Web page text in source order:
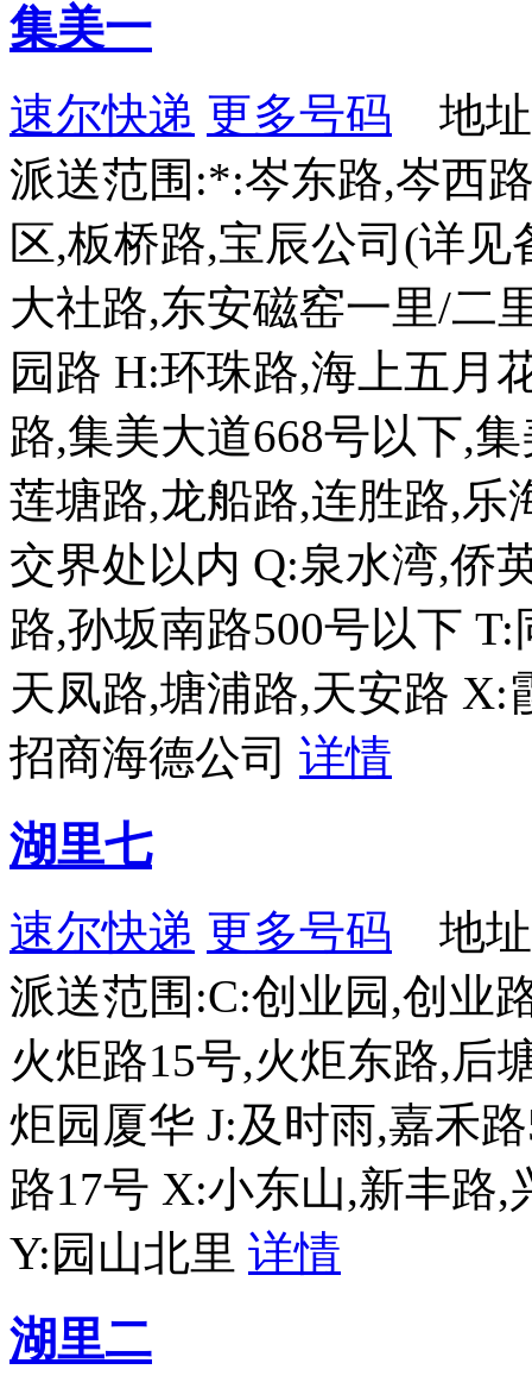
集美一
速尔快递 更多号码 地址
派送范围:*:岑东路,岑西
区,板桥路,宝辰公司(详
大社路,东安磁窑一里/二
园路 H:环珠路,海上五月
路,集美大道668号以下,
莲塘路,龙船路,连胜路,乐
交界处以内 Q:泉水湾,侨
路,孙坂南路500号以下
天凤路,塘浦路,天安路 X:
招商海德公司 详情
湖里七
速尔快递 更多号码 地址
派送范围:C:创业园,创业
火炬路15号,火炬东路,后
炬园厦华 J:及时雨,嘉禾
路17号 X:小东山,新丰路,
Y:园山北里 详情
湖里二